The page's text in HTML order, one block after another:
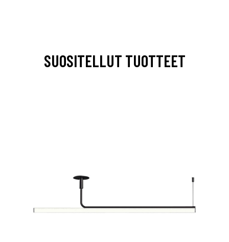
SUOSITELLUT TUOTTEET